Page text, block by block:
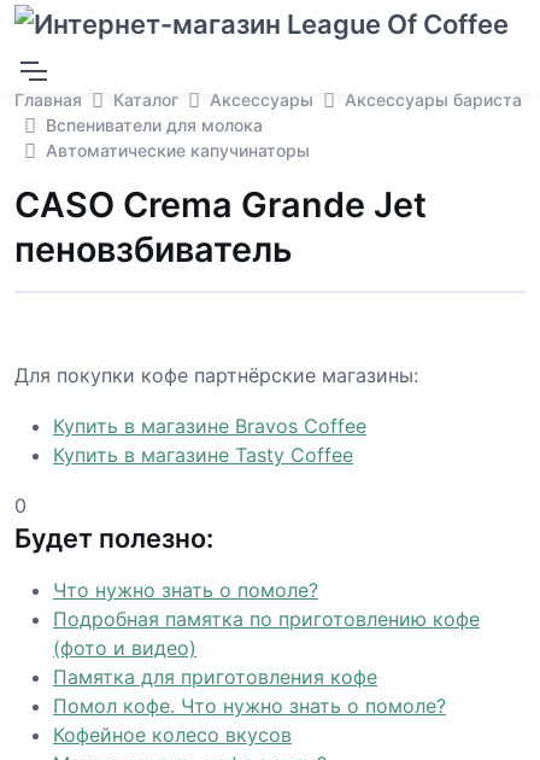
Главная Каталог Аксессуары
Аксессуары бариста
Вспениватели для молока
Автоматические капучинаторы
CASO Crema Grande Jet
пеновзбиватель
Для покупки кофе партнёрские магазины:
Купить в магазине Bravos Coffee
Купить в магазине Tasty Coffee
0
Будет полезно:
Что нужно знать о помоле?
Подробная памятка по приготовлению кофе
(фото и видео)
Памятка для приготовления кофе
Помол кофе. Что нужно знать о помоле?
Кофейное колесо вкусов